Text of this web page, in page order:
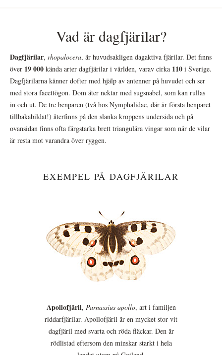
Vad är dagfjärilar?
Dagfjärilar, rhopalocera, är huvudsakligen dagaktiva fjärilar. Det finns
över 19 000 kända arter dagfjärilar i världen, varav cirka 110 i Sverige.
Dagfjärilarna känner dofter med hjälp av antenner på huvudet och ser
med stora facettögon. Dom äter nektar med sugsnabel, som kan rullas
in och ut. De tre benparen (två hos Nymphalidae, där är första benparet
tillbakabildat!) återfinns på den slanka kroppens undersida och på
ovansidan finns ofta färgstarka brett triangulära vingar som när de vilar
är resta mot varandra över ryggen.
EXEMPEL PÅ DAGFJÄRILAR
Apollofjäril, Parnassius apollo, art i familjen
riddarfjärilar. Apollofjäril är en mycket stor vit
dagfjäril med svarta och röda fläckar. Den är
rödlistad eftersom den minskar starkt i hela